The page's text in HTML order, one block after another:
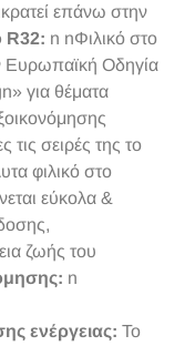
επάνω στην
R32: n nΦιλικό στο
Ευρωπαϊκή Οδηγία
για θέματα
τις σειρές της το
φιλικό στο
εύκολα &
ζωής του
n
ενέργειας: Το